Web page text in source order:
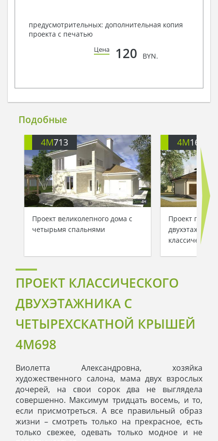
предусмотрительных: дополнительная копия
проекта с печатью
Цена 120 BYN.
Подобные
4M713
Проект великолепного дома с
четырьмя спальнями
4M1638
Проект
двухэтажного
классическом
ПРОЕКТ КЛАССИЧЕСКОГО
ДВУХЭТАЖНИКА С
ЧЕТЫРЕХСКАТНОЙ КРЫШЕЙ
4M698
Виолетта Александровна, хозяйка
художественного салона, мама двух взрослых
дочерей, на свои сорок два не выглядела
совершенно. Максимум тридцать восемь, и то,
если присмотреться. А все правильный образ
жизни – смотреть только на прекрасное, есть
только свежее, одевать только модное и не